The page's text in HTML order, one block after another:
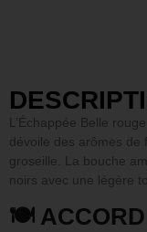
L’Échappée Belle
dévoile des arômes de
groseille. La bouche
noirs avec une légère
🍽 ACCORD